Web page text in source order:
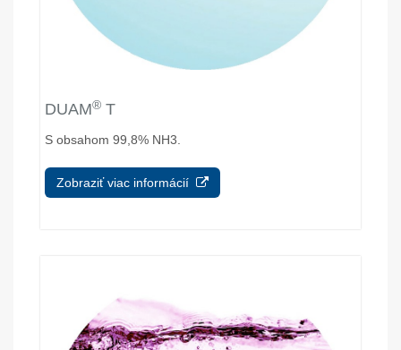
DUAM® T
S obsahom 99,8% NH3.
Zobraziť viac informácií